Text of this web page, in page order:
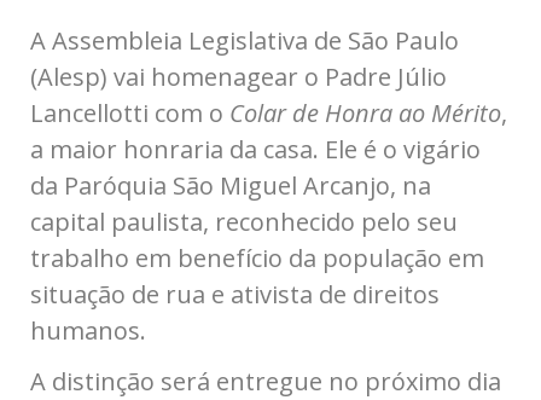
A Assembleia Legislativa de São Paulo
(Alesp) vai homenagear o Padre Júlio
Lancellotti com o Colar de Honra ao Mérito,
a maior honraria da casa. Ele é o vigário
da Paróquia São Miguel Arcanjo, na
capital paulista, reconhecido pelo seu
trabalho em benefício da população em
situação de rua e ativista de direitos
humanos.
A distinção será entregue no próximo dia